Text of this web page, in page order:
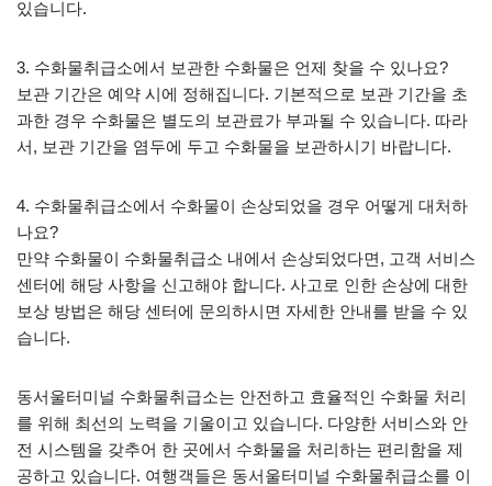
있습니다.
3. 수화물취급소에서 보관한 수화물은 언제 찾을 수 있나요?
보관 기간은 예약 시에 정해집니다. 기본적으로 보관 기간을 초
과한 경우 수화물은 별도의 보관료가 부과될 수 있습니다. 따라
서, 보관 기간을 염두에 두고 수화물을 보관하시기 바랍니다.
4. 수화물취급소에서 수화물이 손상되었을 경우 어떻게 대처하
나요?
만약 수화물이 수화물취급소 내에서 손상되었다면, 고객 서비스
센터에 해당 사항을 신고해야 합니다. 사고로 인한 손상에 대한
보상 방법은 해당 센터에 문의하시면 자세한 안내를 받을 수 있
습니다.
동서울터미널 수화물취급소는 안전하고 효율적인 수화물 처리
를 위해 최선의 노력을 기울이고 있습니다. 다양한 서비스와 안
전 시스템을 갖추어 한 곳에서 수화물을 처리하는 편리함을 제
공하고 있습니다. 여행객들은 동서울터미널 수화물취급소를 이